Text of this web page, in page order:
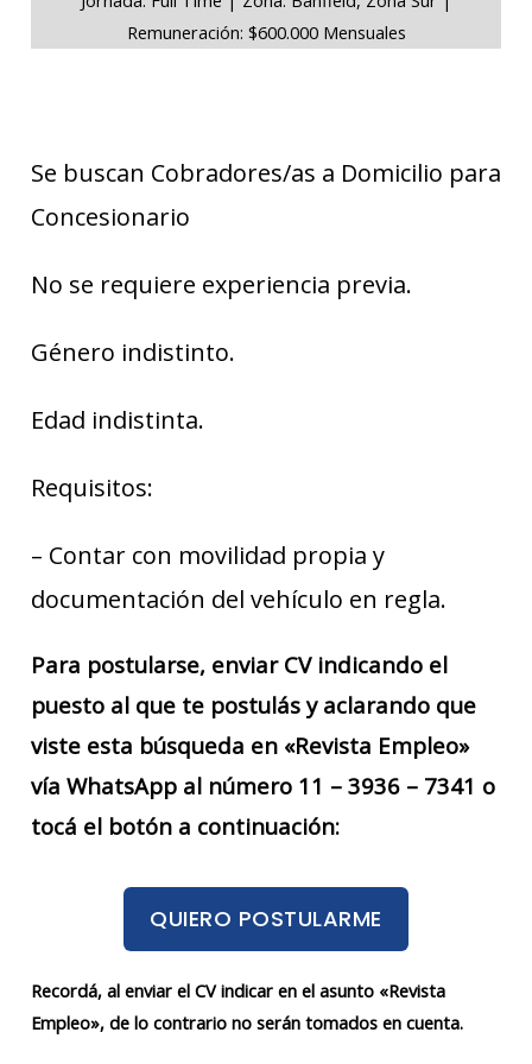
Remuneración: $600.000 Mensuales
Se buscan Cobradores/as a Domicilio para
Concesionario
No se requiere experiencia previa.
Género indistinto.
Edad indistinta.
Requisitos:
– Contar con movilidad propia y
documentación del vehículo en regla.
Para postularse, enviar CV indicando el
puesto al que te postulás y aclarando que
viste esta búsqueda en «Revista Empleo»
vía WhatsApp al número 11 – 3936 – 7341 o
tocá el botón a continuación:
QUIERO POSTULARME
Recordá, al enviar el CV indicar en el asunto «Revista
Empleo», de lo contrario no serán tomados en cuenta.